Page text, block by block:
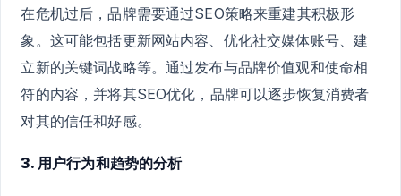
在危机过后，品牌需要通过SEO策略来重建其积极形
象。这可能包括更新网站内容、优化社交媒体账号、建
立新的关键词战略等。通过发布与品牌价值观和使命相
符的内容，并将其SEO优化，品牌可以逐步恢复消费者
对其的信任和好感。
3. 用户行为和趋势的分析